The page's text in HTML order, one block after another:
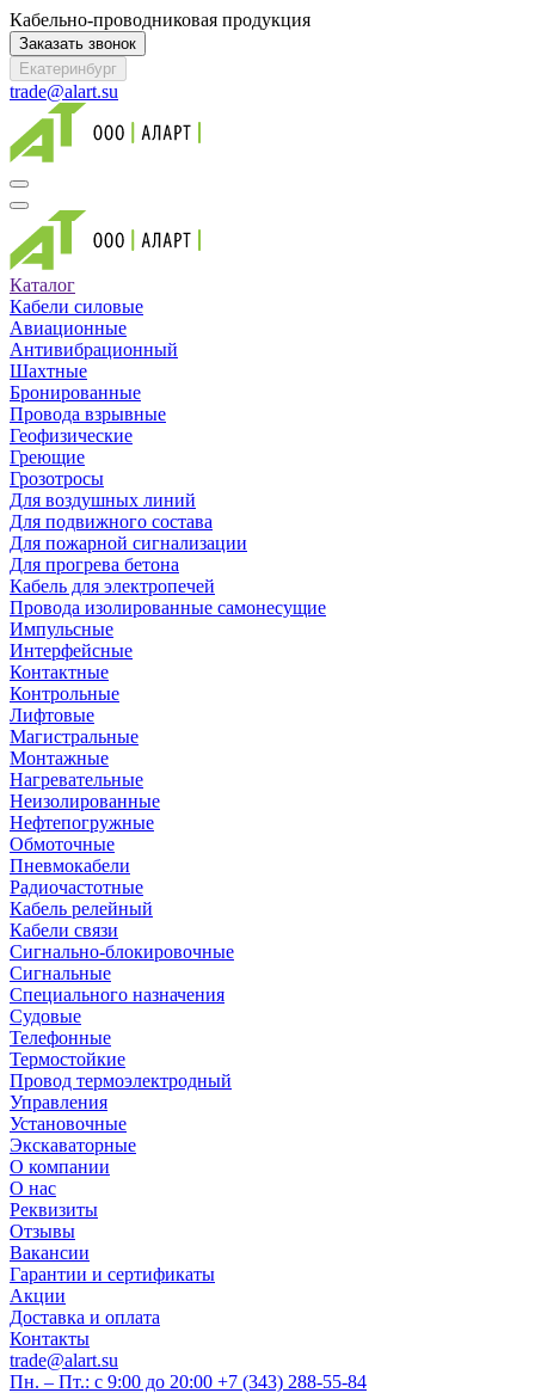
Кабельно-проводниковая продукция
Заказать звонок
Екатеринбург
trade@alart.su
Каталог
Кабели силовые
Авиационные
Антивибрационный
Шахтные
Бронированные
Провода взрывные
Геофизические
Греющие
Грозотросы
Для воздушных линий
Для подвижного состава
Для пожарной сигнализации
Для прогрева бетона
Кабель для электропечей
Провода изолированные самонесущие
Импульсные
Интерфейсные
Контактные
Контрольные
Лифтовые
Магистральные
Монтажные
Нагревательные
Неизолированные
Нефтепогружные
Обмоточные
Пневмокабели
Радиочастотные
Кабель релейный
Кабели связи
Сигнально-блокировочные
Сигнальные
Специального назначения
Судовые
Телефонные
Термостойкие
Провод термоэлектродный
Управления
Установочные
Экскаваторные
О компании
О нас
Реквизиты
Отзывы
Вакансии
Гарантии и сертификаты
Акции
Доставка и оплата
Контакты
trade@alart.su
Пн. – Пт.: с 9:00 до 20:00 +7 (343) 288-55-84